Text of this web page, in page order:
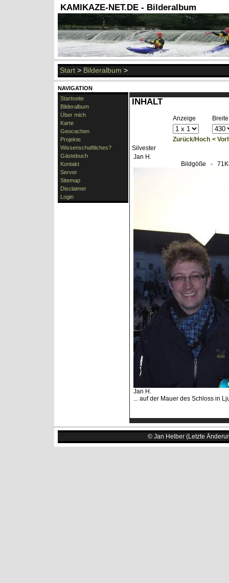
KAMIKAZE-NET.DE - Bilderalbum
Start > Bilderalbum >
NAVIGATION
Startseite
Bilderalbum
Über mich
Karte
Geocachen
Projekte
Wissenschaftliches?
Gästebuch
Kontakt
Server
Sitemap
Disclaimer
Login
INHALT
Anzeige Breite
Zurück/Hoch <
Silvester
Jan H.
Bildgöße
-
Jan H.
... auf der Mauer des Schloss in
© Jan Helber (Letzte